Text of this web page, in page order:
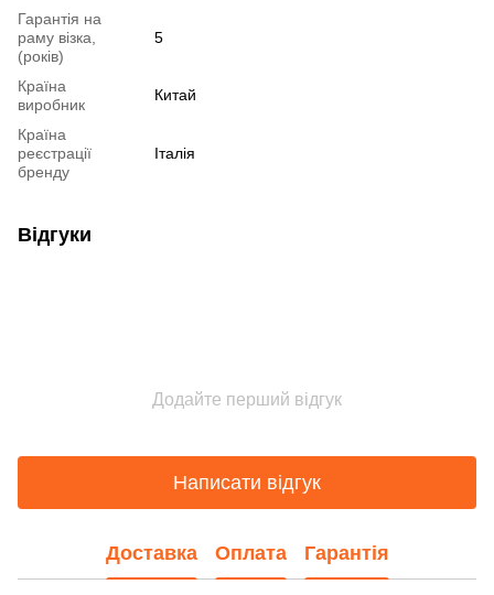
Гарантія на
раму візка,
(років)
5
Країна
виробник
Китай
Країна
реєстрації
бренду
Італія
Відгуки
Додайте перший відгук
Написати відгук
Доставка Оплата Гарантія